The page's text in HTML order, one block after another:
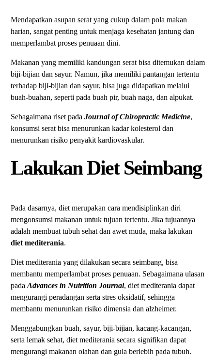
Mendapatkan asupan serat yang cukup dalam pola makan
harian, sangat penting untuk menjaga kesehatan jantung dan
memperlambat proses penuaan dini.
Makanan yang memiliki kandungan serat bisa ditemukan dalam
biji-bijian dan sayur. Namun, jika memiliki pantangan tertentu
terhadap biji-bijian dan sayur, bisa juga didapatkan melalui
buah-buahan, seperti pada buah pir, buah naga, dan alpukat.
Sebagaimana riset padaJournal of Chiropractic Medicine,
konsumsi serat bisa menurunkan kadar kolesterol dan
menurunkan risiko penyakit kardiovaskular.
Lakukan Diet Seimbang
Pada dasarnya, diet merupakan cara mendisiplinkan diri
mengonsumsi makanan untuk tujuan tertentu. Jika tujuannya
adalah membuat tubuh sehat dan awet muda, maka lakukan
diet mediterania.
Diet mediterania yang dilakukan secara seimbang, bisa
membantu memperlambat proses penuaan. Sebagaimana ulasan
padaAdvances in Nutrition Journal, diet mediterania dapat
mengurangi peradangan serta stres oksidatif, sehingga
membantu menurunkan risiko dimensia dan alzheimer.
Menggabungkan buah, sayur, biji-bijian, kacang-kacangan,
serta lemak sehat, diet mediterania secara signifikan dapat
mengurangi makanan olahan dan gula berlebih pada tubuh.